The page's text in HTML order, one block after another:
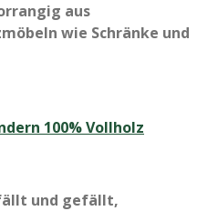
aus
wie Schränke und
100% Vollholz
und gefällt,